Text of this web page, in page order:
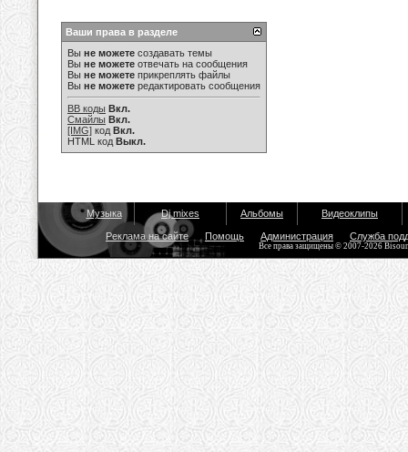
Ваши права в разделе
Вы не можете создавать темы
Вы не можете отвечать на сообщения
Вы не можете прикреплять файлы
Вы не можете редактировать сообщения
BB коды Вкл.
Смайлы Вкл.
[IMG] код Вкл.
HTML код Выкл.
Музыка Dj mixes Альбомы Видеоклипы
Реклама на сайте Помощь Администрация Служба
Все права защищены © 2007-2026